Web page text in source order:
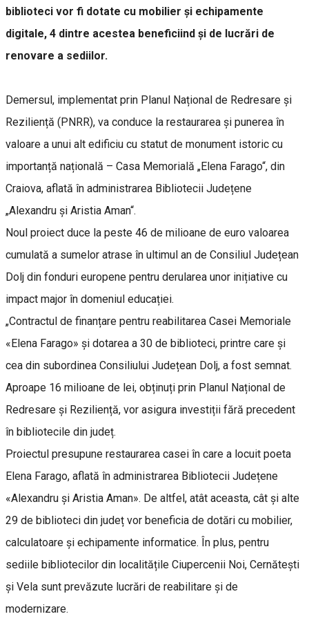
biblioteci vor fi dotate cu mobilier și echipamente
digitale, 4 dintre acestea beneficiind și de lucrări de
renovare a sediilor.
Demersul, implementat prin Planul Național de Redresare și
Reziliență (PNRR), va conduce la restaurarea și punerea în
valoare a unui alt edificiu cu statut de monument istoric cu
importanță națională – Casa Memorială „Elena Farago“, din
Craiova, aflată în administrarea Bibliotecii Județene
„Alexandru și Aristia Aman“.
Noul proiect duce la peste 46 de milioane de euro valoarea
cumulată a sumelor atrase în ultimul an de Consiliul Județean
Dolj din fonduri europene pentru derularea unor inițiative cu
impact major în domeniul educației.
„Contractul de finanțare pentru reabilitarea Casei Memoriale
«Elena Farago» și dotarea a 30 de biblioteci, printre care și
cea din subordinea Consiliului Județean Dolj, a fost semnat.
Aproape 16 milioane de lei, obținuți prin Planul Național de
Redresare și Reziliență, vor asigura investiții fără precedent
în bibliotecile din județ.
Proiectul presupune restaurarea casei în care a locuit poeta
Elena Farago, aflată în administrarea Bibliotecii Județene
«Alexandru și Aristia Aman». De altfel, atât aceasta, cât și alte
29 de biblioteci din județ vor beneficia de dotări cu mobilier,
calculatoare și echipamente informatice. În plus, pentru
sediile bibliotecilor din localitățile Ciupercenii Noi, Cernătești
și Vela sunt prevăzute lucrări de reabilitare și de
modernizare.